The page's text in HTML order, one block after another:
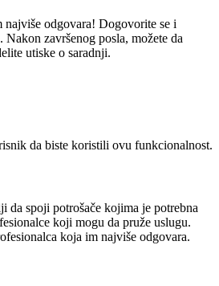
najviše odgovara! Dogovorite se i
završenog posla, možete da
utiske o saradnji.
da biste koristili ovu funkcionalnost.
da spoji potrošače kojima je potrebna
koji mogu da pruže uslugu.
koja im najviše odgovara.